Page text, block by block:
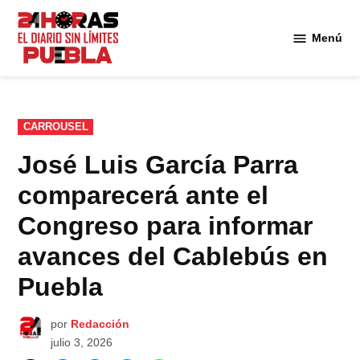
Saltar
contenido
Menú
PUBLICADO
EN
CARROUSEL
José Luis García Parra
comparecerá ante el
Congreso para informar
avances del Cablebús en
Puebla
por Redacción
julio 3, 2026